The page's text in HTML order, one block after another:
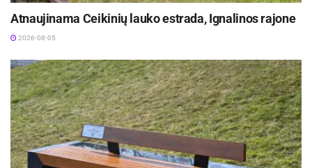
Atnaujinama Ceikinių lauko estrada, Ignalinos rajone
2026-08-05